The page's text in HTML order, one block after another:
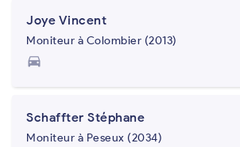
Joye Vincent
Moniteur à Colombier (2013)
directions_car
Schaffter Stéphane
Moniteur à Peseux (2034)